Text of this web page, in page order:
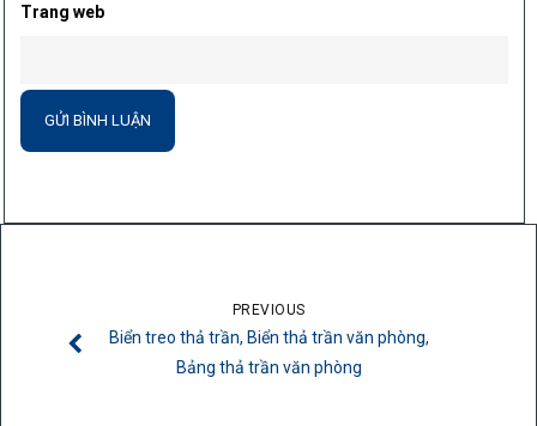
Trang web
PREVIOUS
Biển treo thả trần, Biển thả trần văn phòng,
Bảng thả trần văn phòng